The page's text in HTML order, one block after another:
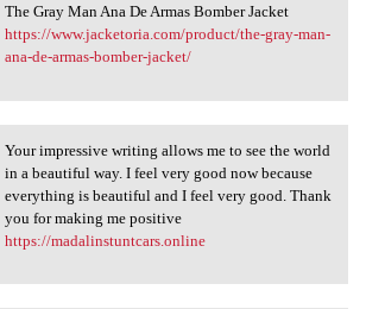
The Gray Man Ana De Armas Bomber Jacket
https://www.jacketoria.com/product/the-gray-man-
ana-de-armas-bomber-jacket/
impressive writing
Your impressive writing allows me to see the world
in a beautiful way. I feel very good now because
everything is beautiful and I feel very good. Thank
you for making me positive
https://madalinstuntcars.online